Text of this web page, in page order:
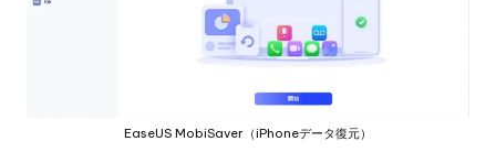
EaseUS MobiSaver（iPhoneデータ復元）